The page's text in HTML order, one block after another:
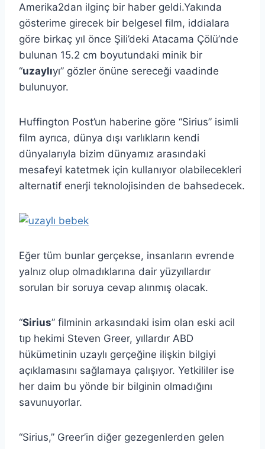
Amerika2dan ilginç bir haber geldi.Yakında
gösterime girecek bir belgesel film, iddialara
göre birkaç yıl önce Şili’deki Atacama Çölü’nde
bulunan 15.2 cm boyutundaki minik bir
“uzaylıyı” gözler önüne sereceği vaadinde
bulunuyor.
Huffington Post’un haberine göre “Sirius” isimli
film ayrıca, dünya dışı varlıkların kendi
dünyalarıyla bizim dünyamız arasındaki
mesafeyi katetmek için kullanıyor olabilecekleri
alternatif enerji teknolojisinden de bahsedecek.
Eğer tüm bunlar gerçekse, insanların evrende
yalnız olup olmadıklarına dair yüzyıllardır
sorulan bir soruya cevap alınmış olacak.
“Sirius” filminin arkasındaki isim olan eski acil
tıp hekimi Steven Greer, yıllardır ABD
hükümetinin uzaylı gerçeğine ilişkin bilgiyi
açıklamasını sağlamaya çalışıyor. Yetkililer ise
her daim bu yönde bir bilginin olmadığını
savunuyorlar.
“Sirius,” Greer’in diğer gezegenlerden gelen